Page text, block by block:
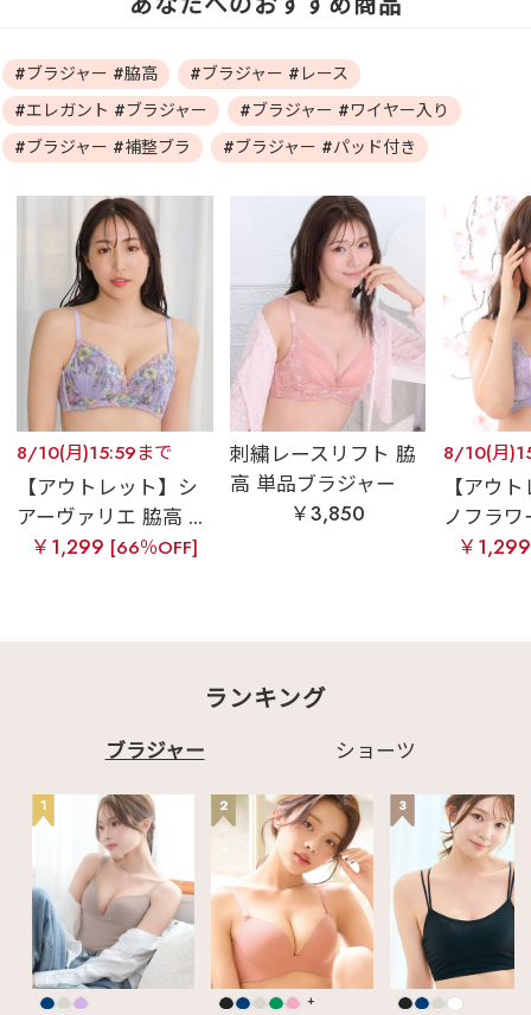
#ブラジャー #脇高
#ブラジャー #レース
#エレガント #ブラジャー
#ブラジャー #ワイヤー入り
#ブラジャー #補整ブラ
#ブラジャー #パッド付き
8/10(月)15:59まで
【アウトレット】シ
アーヴァリエ 脇高 ...
￥1,299 [66％OFF]
刺繍レースリフト 脇
高 単品ブラジャー
￥3,850
8/10(月
【アウ
ノフラワ
￥
ランキング
ブラジャー ショーツ
1 2
+
3